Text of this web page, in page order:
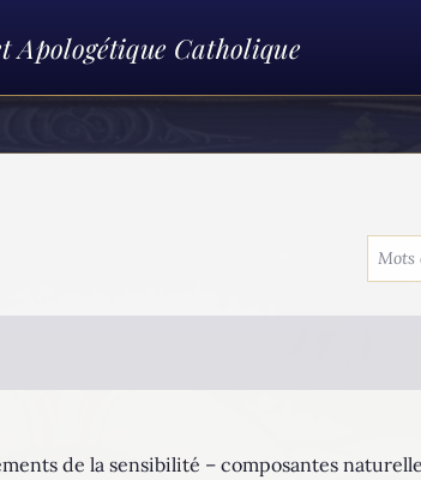
Apologétique Catholique
de la sensibilité – composantes